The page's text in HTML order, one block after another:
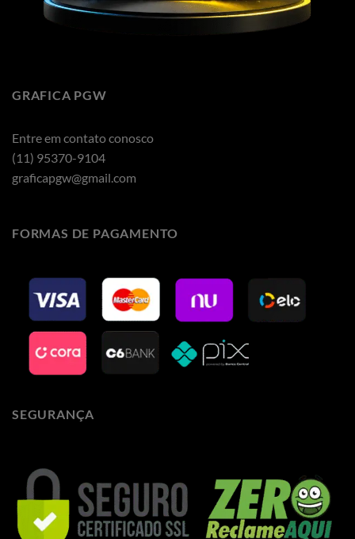
GRAFICA PGW
Entre em contato conosco
(11) 95370-9104
graficapgw@gmail.com
FORMAS DE PAGAMENTO
SEGURANÇA